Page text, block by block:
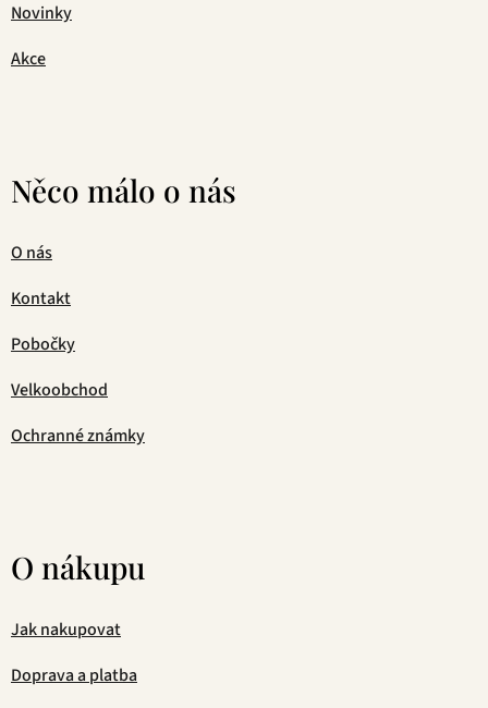
Novinky
Akce
Něco málo o nás
O nás
Kontakt
Pobočky
Velkoobchod
Ochranné známky
O nákupu
Jak nakupovat
Doprava a platba